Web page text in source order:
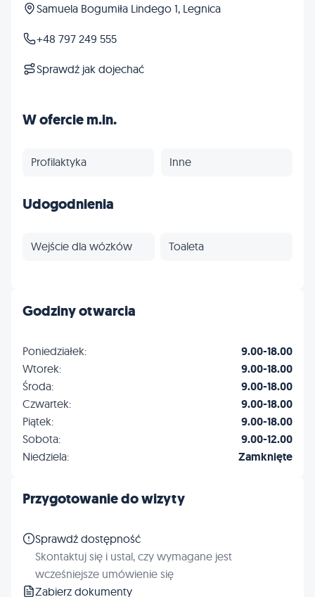
Samuela Bogumiła Lindego 1, Legnica
+48 797 249 555
Sprawdź jak dojechać
W ofercie m.in.
Profilaktyka Inne
Udogodnienia
Wejście dla wózków Toaleta
Godziny otwarcia
Poniedziałek: 9.00-18.00
Wtorek: 9.00-18.00
Środa: 9.00-18.00
Czwartek: 9.00-18.00
Piątek: 9.00-18.00
Sobota: 9.00-12.00
Niedziela: Zamknięte
Przygotowanie do wizyty
Sprawdź dostępność
Skontaktuj się i ustal, czy wymagane jest
wcześniejsze umówienie się
Zabierz dokumenty